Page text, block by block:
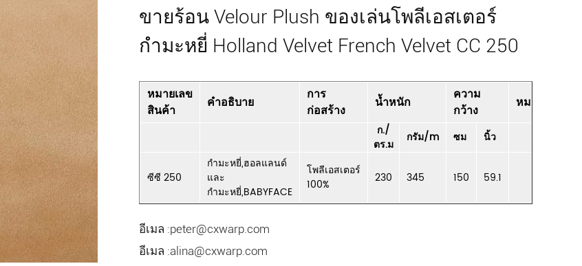
ขายร้อน Velour Plush ของเล่นโพลีเอสเตอร์
กำมะหยี่ Holland Velvet French Velvet CC 250
หมายเลข
สินค้า
คำอธิบาย
การ
ก่อสร้าง
น้ำหนัก
ความ
กว้าง
หมายเหตุ
ก./
ตร.ม
กรัม/m ซม นิ้ว
ซีซี 250
กำมะหยี่,ฮอลแลนด์
และ
กำมะหยี่,BABYFACE
โพลีเอสเตอร์
100%
230 345 150 59.1
อีเมล :peter@cxwarp.com
อีเมล :alina@cxwarp.com